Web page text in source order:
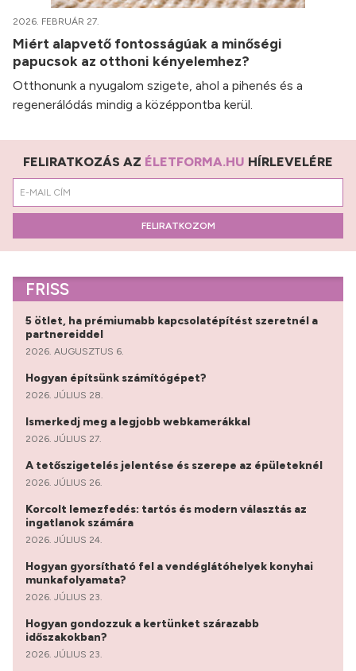
2026. FEBRUÁR 27.
Miért alapvető fontosságúak a minőségi
papucsok az otthoni kényelemhez?
Otthonunk a nyugalom szigete, ahol a pihenés és a
regenerálódás mindig a középpontba kerül.
FELIRATKOZÁS AZ ÉLETFORMA.HU HÍRLEVELÉRE
FELIRATKOZOM
FRISS
5 ötlet, ha prémiumabb kapcsolatépítést szeretnél a
partnereiddel
2026. AUGUSZTUS 6.
Hogyan építsünk számítógépet?
2026. JÚLIUS 28.
Ismerkedj meg a legjobb webkamerákkal
2026. JÚLIUS 27.
A tetőszigetelés jelentése és szerepe az épületeknél
2026. JÚLIUS 26.
Korcolt lemezfedés: tartós és modern választás az
ingatlanok számára
2026. JÚLIUS 24.
Hogyan gyorsítható fel a vendéglátóhelyek konyhai
munkafolyamata?
2026. JÚLIUS 23.
Hogyan gondozzuk a kertünket szárazabb
időszakokban?
2026. JÚLIUS 23.